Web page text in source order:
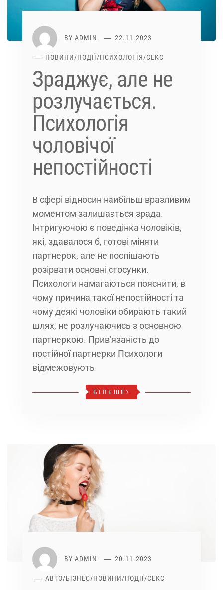
BY ADMIN 22.11.2023
НОВИНИ/ПОДІЇ/ПСИХОЛОГІЯ/СЕКС
Зраджує, але не
розлучається.
Психологія
чоловічої
непостійності
В сфері відносин найбільш вразливим
моментом залишається зрада.
Інтригуючою є поведінка чоловіків,
які, здавалося б, готові міняти
партнерок, але не поспішають
розірвати основні стосунки.
Психологи намагаються пояснити, в
чому причина такої непостійності та
чому деякі чоловіки обирають такий
шлях, не розлучаючись з основною
партнеркою. Прив’язаність до
постійної партнерки Психологи
відмежовують
БІЛЬШЕ
BY ADMIN 20.11.2023
АВТО/БІЗНЕС/НОВИНИ/ПОДІЇ/СЕКС